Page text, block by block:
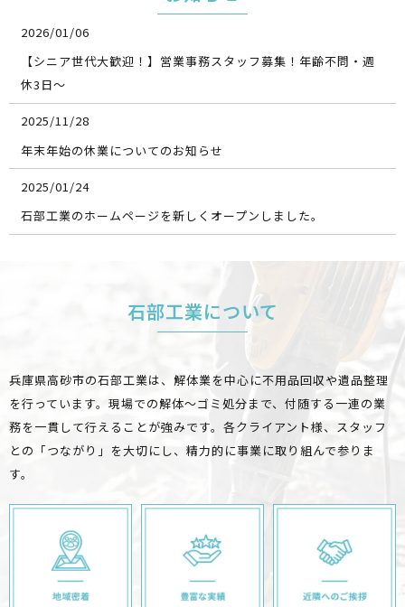
2026/01/06
【シニア世代大歓迎！】営業事務スタッフ募集！年齢不問・週
休3日～
2025/11/28
年末年始の休業についてのお知らせ
2025/01/24
石部工業のホームページを新しくオープンしました。
石部工業について
兵庫県高砂市の石部工業は、解体業を中心に不用品回収や遺品整理
を行っています。 現場での解体～ゴミ処分まで、付随する一連の業
務を一貫して行えることが強みです。 各クライアント様、スタッフ
との「つながり」を大切にし、精力的に事業に取り組んで参りま
す。